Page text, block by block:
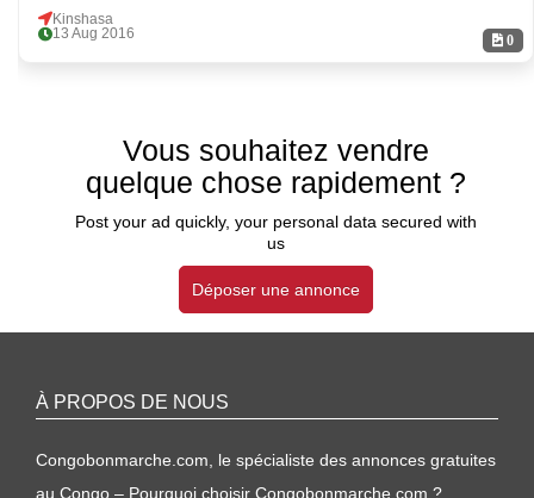
0
Kinshasa
13 Aug 2016
Vous souhaitez vendre
quelque chose rapidement ?
Post your ad quickly, your personal data secured with
us
Déposer une annonce
À PROPOS DE NOUS
Congobonmarche.com, le spécialiste des annonces gratuites
au Congo – Pourquoi choisir Congobonmarche.com ?